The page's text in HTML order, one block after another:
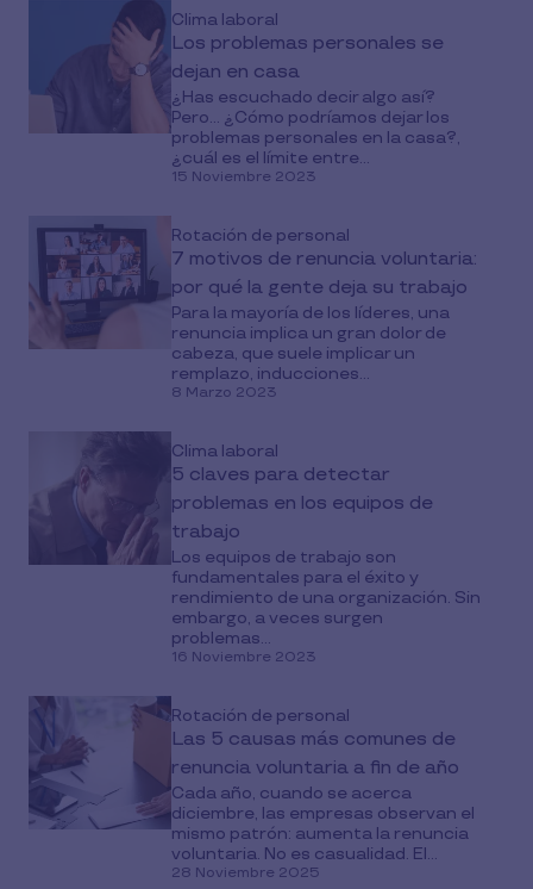
Clima laboral
Los problemas personales se
dejan en casa
¿Has escuchado decir algo así?
Pero… ¿Cómo podríamos dejar los
problemas personales en la casa?,
¿cuál es el límite entre...
15 Noviembre 2023
Rotación de personal
7 motivos de renuncia voluntaria:
por qué la gente deja su trabajo
Para la mayoría de los líderes, una
renuncia implica un gran dolor de
cabeza, que suele implicar un
remplazo, inducciones...
8 Marzo 2023
Clima laboral
5 claves para detectar
problemas en los equipos de
trabajo
Los equipos de trabajo son
fundamentales para el éxito y
rendimiento de una organización. Sin
embargo, a veces surgen
problemas...
16 Noviembre 2023
Rotación de personal
Las 5 causas más comunes de
renuncia voluntaria a fin de año
Cada año, cuando se acerca
diciembre, las empresas observan el
mismo patrón: aumenta la renuncia
voluntaria. No es casualidad. El...
28 Noviembre 2025